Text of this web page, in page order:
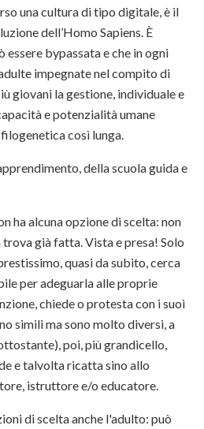
una cultura di tipo digitale, è il
dell’Homo Sapiens. È
essere bypassata e che in ogni
impegnate nel compito di
giovani la gestione, individuale e
e potenzialità umane
così lunga.
della scuola guida e
ha alcuna opzione di scelta: non
trova già fatta. Vista e presa! Solo
quasi da subito, cerca
per adeguarla alle proprie
chiede o protesta con i suoi
simili ma sono molto diversi, a
poi, più grandicello,
e talvolta ricatta sino allo
istruttore e/o educatore.
di scelta anche l'adulto: può